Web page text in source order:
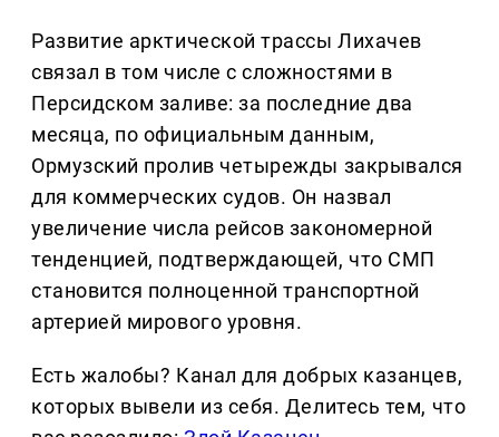
Развитие арктической трассы Лихачев
связал в том числе с сложностями в
Персидском заливе: за последние два
месяца, по официальным данным,
Ормузский пролив четырежды закрывался
для коммерческих судов. Он назвал
увеличение числа рейсов закономерной
тенденцией, подтверждающей, что СМП
становится полноценной транспортной
артерией мирового уровня.
Есть жалобы? Канал для добрых казанцев,
которых вывели из себя. Делитеcь тем, что